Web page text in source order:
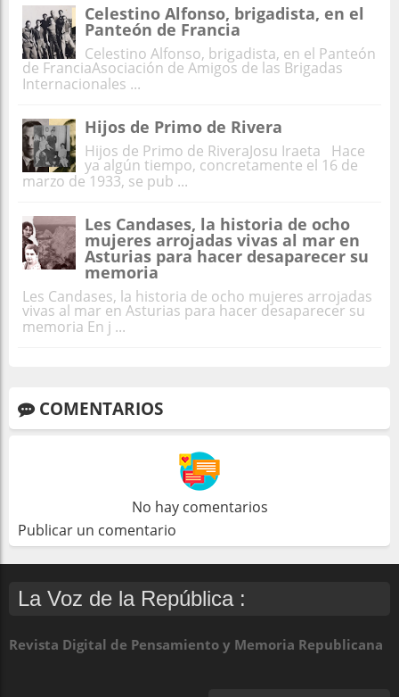
Celestino Alfonso, brigadista, en el
Panteón de Francia
Celestino Alfonso, brigadista, en el Panteón
de FranciaAsociación de Amigos de las Brigadas
Internacionales ...
Hijos de Primo de Rivera
Hijos de Primo de RiveraJosu Iraeta Hace
ya algún tiempo, concretamente el 16 de
marzo de 1933, se pub ...
Les Candases, la historia de ocho
mujeres arrojadas vivas al mar en
Asturias para hacer desaparecer su
memoria
Les Candases, la historia de ocho mujeres arrojadas
vivas al mar en Asturias para hacer desaparecer su
memoria En j ...
COMENTARIOS
No hay comentarios
Publicar un comentario
La Voz de la República :
Revista Digital de Pensamiento y Memoria Republicana